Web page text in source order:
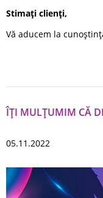
Stimaţi clienţi,
Vă aducem la
ÎȚI MULȚUMIM CĂ
05.11.2022